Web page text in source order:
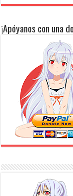
¡Apóyanos con una